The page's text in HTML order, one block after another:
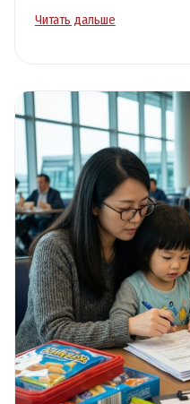
Как
7-
10
дней
без
перегруза
и
ошибок
в
логистике
Читать дальше